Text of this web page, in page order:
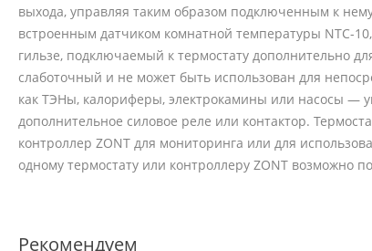
выхода, управляя таким образом подключенным к
встроенным датчиком комнатной температуры NTC-
гильзе, подключаемый к термостату дополнительно
слаботочный и не может быть использован для
как ТЭНы, калориферы, электрокамины или насосы —
дополнительное силовое реле или контактор.
контроллер ZONT для мониторинга или для
одному термостату или контроллеру ZONT возможно
Рекомендуем